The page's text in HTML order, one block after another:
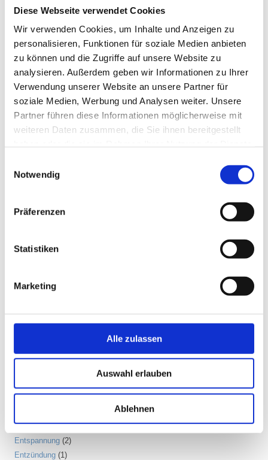
Diese Webseite verwendet Cookies
Wir verwenden Cookies, um Inhalte und Anzeigen zu
personalisieren, Funktionen für soziale Medien anbieten
zu können und die Zugriffe auf unsere Website zu
analysieren. Außerdem geben wir Informationen zu Ihrer
Verwendung unserer Website an unsere Partner für
soziale Medien, Werbung und Analysen weiter. Unsere
Partner führen diese Informationen möglicherweise mit
weiteren Daten zusammen, die Sie ihnen bereitgestellt
Notwendig
Präferenzen
Statistiken
Marketing
Alle zulassen
Auswahl erlauben
Ablehnen
Berührung(1)
Besinnlichkeit
(1)
Bewusstheit (1)
Bewusstsein
Beziehung
Bhagavad Gita
(1)
Body-Positivity
Bodyshame(2)
Containment(1)
Dehnen(7)
Detox(5)
Dosha(1)
Ego(1)
Eigenständigkeit(4)
Energiebewusstsein(2)
Entgiftung(5)
Entspannung (2)
Entzündung (1)